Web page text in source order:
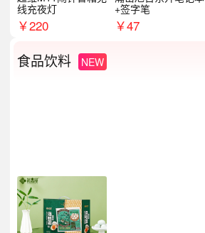
线充夜灯
￥220
+签字笔
￥47
食品饮料 NEW